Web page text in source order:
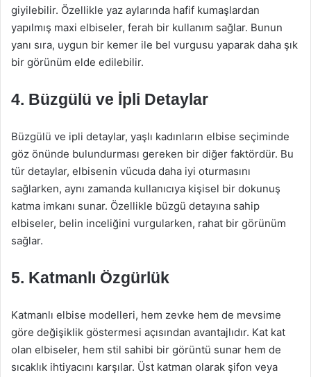
giyilebilir. Özellikle yaz aylarında hafif kumaşlardan
yapılmış maxi elbiseler, ferah bir kullanım sağlar. Bunun
yanı sıra, uygun bir kemer ile bel vurgusu yaparak daha şık
bir görünüm elde edilebilir.
4. Büzgülü ve İpli Detaylar
Büzgülü ve ipli detaylar, yaşlı kadınların elbise seçiminde
göz önünde bulundurması gereken bir diğer faktördür. Bu
tür detaylar, elbisenin vücuda daha iyi oturmasını
sağlarken, aynı zamanda kullanıcıya kişisel bir dokunuş
katma imkanı sunar. Özellikle büzgü detayına sahip
elbiseler, belin inceliğini vurgularken, rahat bir görünüm
sağlar.
5. Katmanlı Özgürlük
Katmanlı elbise modelleri, hem zevke hem de mevsime
göre değişiklik göstermesi açısından avantajlıdır. Kat kat
olan elbiseler, hem stil sahibi bir görüntü sunar hem de
sıcaklık ihtiyacını karşılar. Üst katman olarak şifon veya